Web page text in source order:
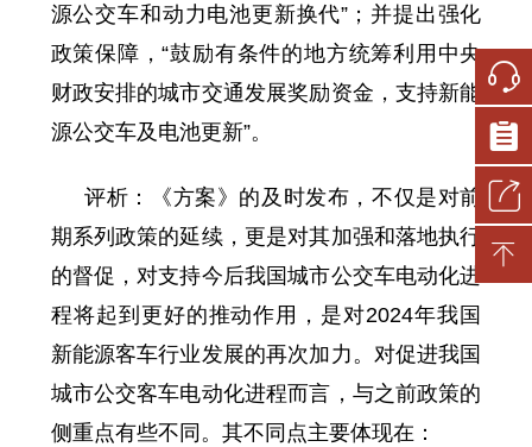
源公交车和动力电池更新换代”；并提出强化
政策保障，“鼓励有条件的地方统筹利用中央
财政安排的城市交通发展奖励资金，支持新能
源公交车及电池更新”。
评析：《方案》的及时发布，不仅是对前
期系列政策的延续，更是对其加强和落地执行
的督促，对支持今后我国城市公交车电动化进
程将起到更好的推动作用，是对2024年我国
新能源客车行业发展的再次加力。对促进我国
城市公交客车电动化进程而言，与之前政策的
侧重点有些不同。其不同点主要体现在：